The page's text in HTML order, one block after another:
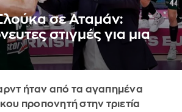
σε Αταμάν:
στιγμές για μια
ήταν από τα αγαπημένα
προπονητή στην τριετία